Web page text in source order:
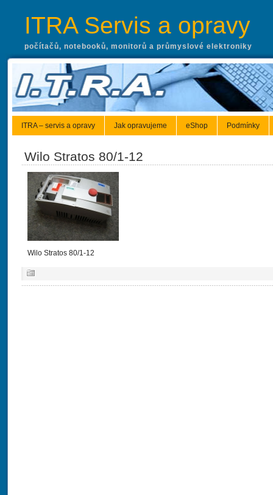
ITRA Servis a opravy
počítačů, notebooků, monitorů a průmyslové elektroniky
ITRA – servis a opravy Jak opravujeme eShop Podmínky
Wilo Stratos 80/1-12
Wilo Stratos 80/1-12